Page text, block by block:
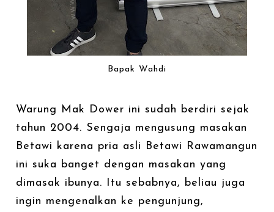
Bapak Wahdi
Warung Mak Dower ini sudah berdiri sejak
tahun 2004. Sengaja mengusung masakan
Betawi karena pria asli Betawi Rawamangun
ini suka banget dengan masakan yang
dimasak ibunya. Itu sebabnya, beliau juga
ingin mengenalkan ke pengunjung,